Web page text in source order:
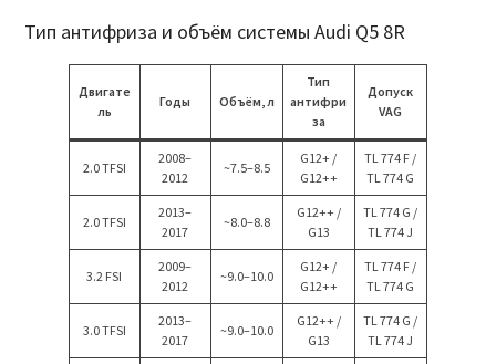
Тип антифриза и объём системы Audi Q5 8R
Двигате
ль
Годы Объём, л
Тип
антифри
за
Допуск
VAG
2.0 TFSI
2008–
2012
~7.5–8.5
G12+ /
G12++
TL 774 F /
TL 774 G
2.0 TFSI
2013–
2017
~8.0–8.8
G12++ /
G13
TL 774 G /
TL 774 J
3.2 FSI
2009–
2012
~9.0–10.0
G12+ /
G12++
TL 774 F /
TL 774 G
3.0 TFSI
2013–
2017
~9.0–10.0
G12++ /
G13
TL 774 G /
TL 774 J